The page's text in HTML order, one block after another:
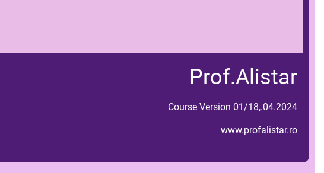
Prof.Alistar
Course Version 01/18,.04.2024
www.profalistar.ro